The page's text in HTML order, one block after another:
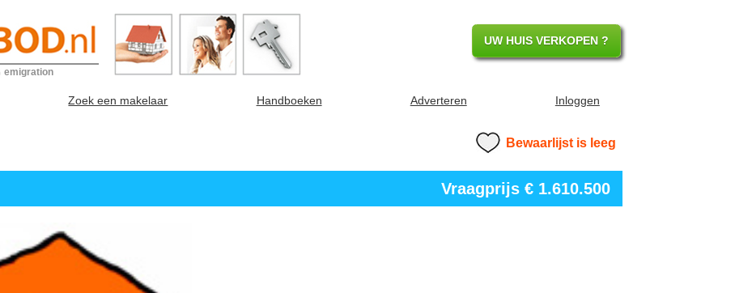
emigration
UW HUIS VERKOPEN ?
Zoek een makelaar Handboeken Adverteren Inloggen
Bewaarlijst is leeg
Vraagprijs € 1.610.500